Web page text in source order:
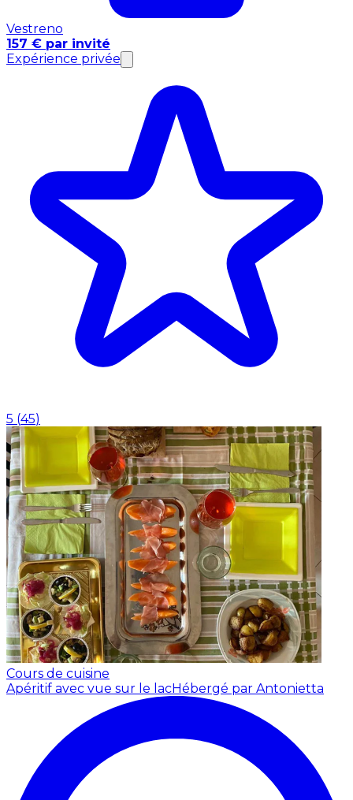
Vestreno
157 € par invité
Expérience privée
5 (45)
Cours de cuisine
Apéritif avec vue sur le lacHébergé par Antonietta